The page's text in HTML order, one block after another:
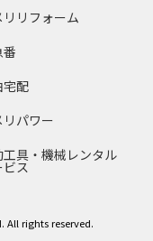
リリフォーム
宅配
リパワー
工具・機械レンタル
ビス
All rights reserved.